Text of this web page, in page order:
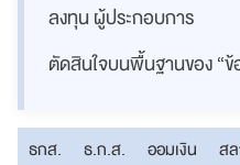
ลงทุน ผู้ประกอบการ
ตัดสินใจบนพื้นฐานของ “ข้
ธกส. ธ.ก.ส. ออมเงิน ส